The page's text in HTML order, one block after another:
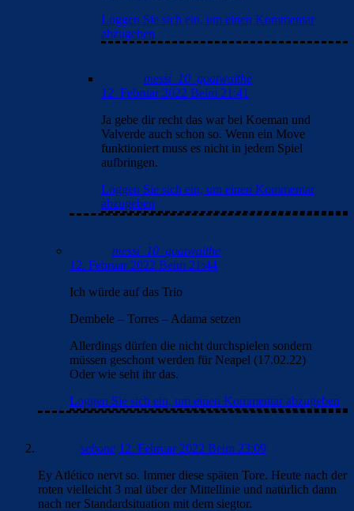
Loggen Sie sich ein, um einen Kommentar
abzugeben
messi_10_goatwaithe
12. Februar 2022 Beim 21:41
Ja gebe dir recht das war bei Koeman und
Valverde auch schon so. Wenn ein Move
funktioniert muss es nicht in jedem Spiel
aufbringen.
Loggen Sie sich ein, um einen Kommentar
abzugeben
messi_10_goatwaithe
12. Februar 2022 Beim 21:44
Ich würde auf das Trio
Dembele – Torres – Adama setzen
Allerdings dürfen die nicht durchspielen sondern
müssen geschont werden für Neapel (17.02.22)
Oder wie seht ihr das.
Loggen Sie sich ein, um einen Kommentar abzugeben
sebone 12. Februar 2022 Beim 23:09
Ey Atlético nervt so. Immer diese späten Tore. Heute nach der
roten vielleicht 3 mal über der Mittellinie und natürlich dann
nach ner Standardsituation mit dem siegtor.